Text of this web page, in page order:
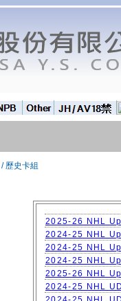
/ 歷史卡組